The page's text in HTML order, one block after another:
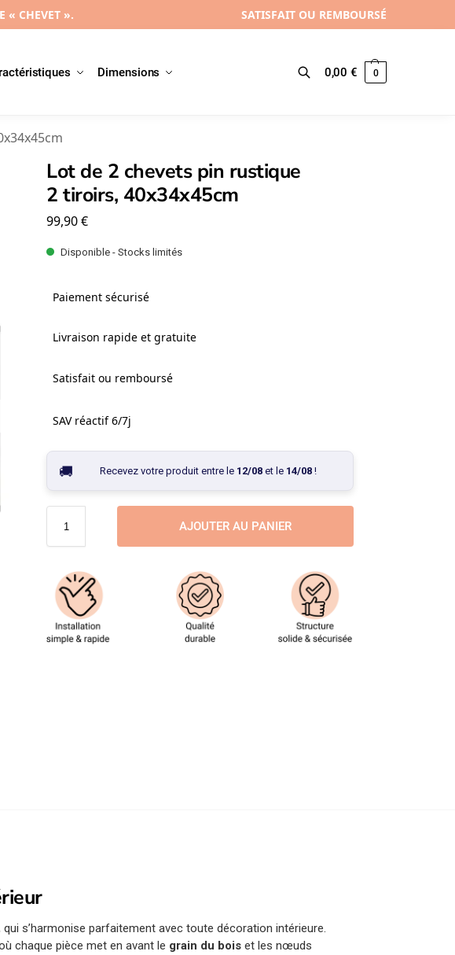
« CHEVET ». SATISFAIT OU REMBOURSÉ
Dimensions
Recherche 0,00€ 0
Lot de 2 chevets pin rustique
2 tiroirs, 40x34x45cm
99,90€
Disponible - Stocks limités
Paiement sécurisé
Livraison rapide et gratuite
Satisfait ou remboursé
SAV réactif 6/7j
Recevez votre produit entre le 12/08et le 14/08!
AJOUTER AU PANIER
qui s’harmonise parfaitement avec toute décoration intérieure.
chaque pièce met en avant le grain du bois et les nœuds